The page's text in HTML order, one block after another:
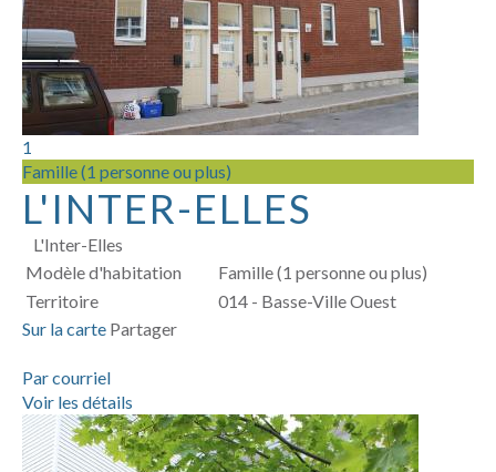
1
Famille (1 personne ou plus)
L'INTER-ELLES
L'Inter-Elles
Modèle d'habitation
Famille (1 personne ou plus)
Territoire
014 - Basse-Ville Ouest
Sur la carte Partager
Par courriel
Voir les détails